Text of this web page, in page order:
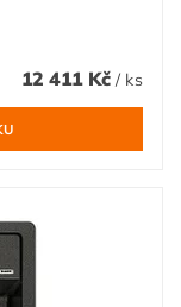
12 411 Kč / ks